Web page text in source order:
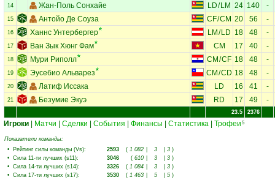
14 Жан-Поль Сонхайе LD/ LM 24 140 -
15 Антойо Де Соуза CF/CM 20 56 -
16 Ханнс Унтербергер LM / LD 18 48 -
17 Ван Зык Хюнг Фам CM 17 40 -
18 Мури Риполл CM /CF 18 48 -
19 Эусебио Альварез CM /CD 18 48 -
20 Латиф Иссака LD 16 41 -
21 Безумие Экуэ RD 17 49 -
23.5 2376
Игроки Матчи Сделки События Финансы Статистика Трофеи 5
Показатели команды:
• Рейтинг силы команды (Vs): 2593 ( 1 082 3 3 )
• Сила 11-ти лучших (s11): 3046 ( 610 3 3 )
• Сила 14-ти лучших (s14): 3326 ( 1 084 3 3 )
• Сила 17-ти лучших (s17): 3530 ( 1 463 5 5 )